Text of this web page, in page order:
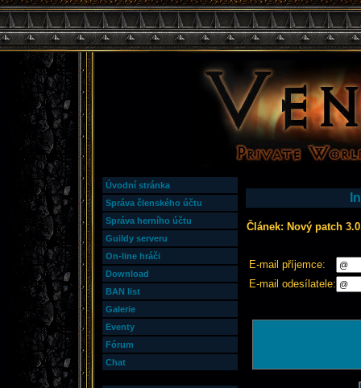
Úvodní stránka
Správa členského účtu
Správa herního účtu
Guildy serveru
On-line hráči
Download
BAN list
Galerie
Eventy
Fórum
Chat
Článek: Nový patch
E-mail příjemce:
E-mail odesílatele: